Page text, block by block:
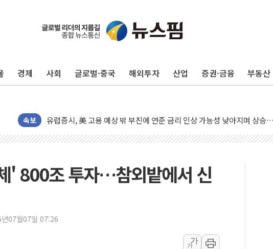
경제 사회 글로벌·중국 해외투자 산업 증권·금융 부동산
속보
뉴욕증시, 고용 쇼크에 금리 인상 우려 후퇴…S&P500 최고치
트럼프, 쿡 연준 이사 해임 재추진…"26일까지 의혹 소명" 요구
미 연준 매파 기세 꺾이나…고용 감소에 9월 동결 전망 우세
[종합] 이슬람 수니파 3국, '공동방위협정' 체결… 이스라엘·이란 위협에
美 항소법원, 백악관 무도회장 공사 중단 명령…트럼프 제동
이란 핵심 원유 수출항 '하르그섬', 최근 1주일 이상 '올스톱'… 美 해상봉
[종합] 美 7월 고용 2만3000명 감소 '쇼크'…9월 금리 인상 기대 후퇴
' 800조 투자…참외밭에서 신
07월07일 07:26
가
가